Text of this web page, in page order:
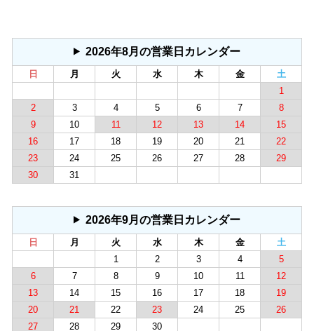
2026年8月の営業日カレンダー
日 月 火 水 木 金
土
1
2
3 4 5 6 7
8
9
10 11 12 13 14
15
16
17 18 19 20 21
22
23
24 25 26 27 28
29
30
31
2026年9月の営業日カレンダー
日 月 火 水 木 金
土
1
2 3 4
5
6
7 8 9 10 11
12
13
14 15 16 17 18
19
20
21 22 23 24 25
26
27
28 29 30